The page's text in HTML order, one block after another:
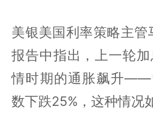
美银美国利率策略主管
报告中指出，上一轮
情时期的通胀飙升——
数下跌25%，这种情况